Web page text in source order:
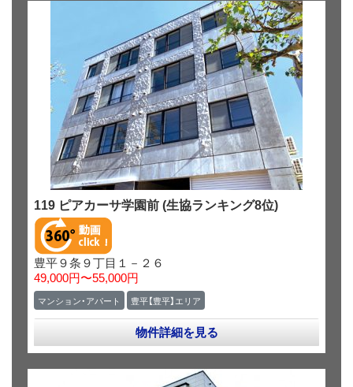
119 ピアカーサ学園前 (生協ランキング8位)
豊平９条９丁目１－２６
49,000円〜55,000円
マンション・アパート 豊平【豊平】エリア
物件詳細を見る